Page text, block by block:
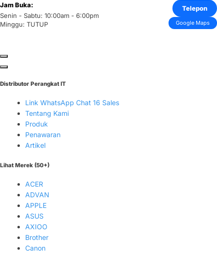
Jam Buka:
Senin - Sabtu: 10:00am - 6:00pm
Minggu: TUTUP
Telepon
Google Maps
Distributor Perangkat IT
Link WhatsApp Chat 16 Sales
Tentang Kami
Produk
Penawaran
Artikel
Lihat Merek (50+)
ACER
ADVAN
APPLE
ASUS
AXIOO
Brother
Canon